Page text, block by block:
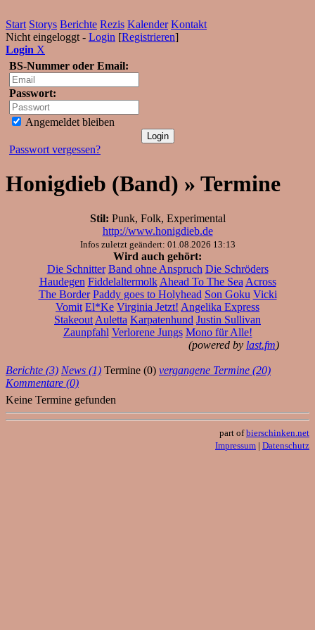
Start Storys Berichte Rezis Kalender Kontakt
Nicht eingeloggt - Login [Registrieren]
Login X
BS-Nummer oder Email:
Passwort:
Angemeldet bleiben
Passwort vergessen?
Honigdieb (Band) » Termine
Stil: Punk, Folk, Experimental
http://www.honigdieb.de
Infos zuletzt geändert: 01.08.2026 13:13
Wird auch gehört:
Die Schnitter Band ohne Anspruch Die Schröders
Haudegen Fiddelaltermolk Ahead To The Sea Across
The Border Paddy goes to Holyhead Son Goku Vicki
Vomit El*Ke Virginia Jetzt! Angelika Express
Stakeout Auletta Karpatenhund Justin Sullivan
Zaunpfahl Verlorene Jungs Mono für Alle!
(powered by last.fm)
Berichte (3) News (1) Termine (0) vergangene Termine (20)
Kommentare (0)
Keine Termine gefunden
part ofbierschinken.net
Impressum | Datenschutz